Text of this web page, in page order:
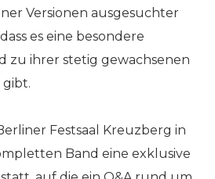
Versionen ausgesuchter
es eine besondere
zu ihrer stetig gewachsenen
gibt.
Festsaal Kreuzberg in
Band eine exklusive